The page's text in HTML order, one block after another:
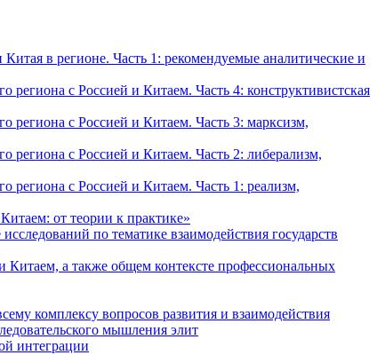
в регионе. Часть 1: рекомендуемые аналитические и
с Россией и Китаем. Часть 4: конструктивистская
региона с Россией и Китаем. Часть 3: марксизм,
региона с Россией и Китаем. Часть 2: либерализм,
региона с Россией и Китаем. Часть 1: реализм,
от теории к практике»
по тематике взаимодействия государств
а также общем контексте профессиональных
комплексу вопросов развития и взаимодействия
мышления элит
интеграции